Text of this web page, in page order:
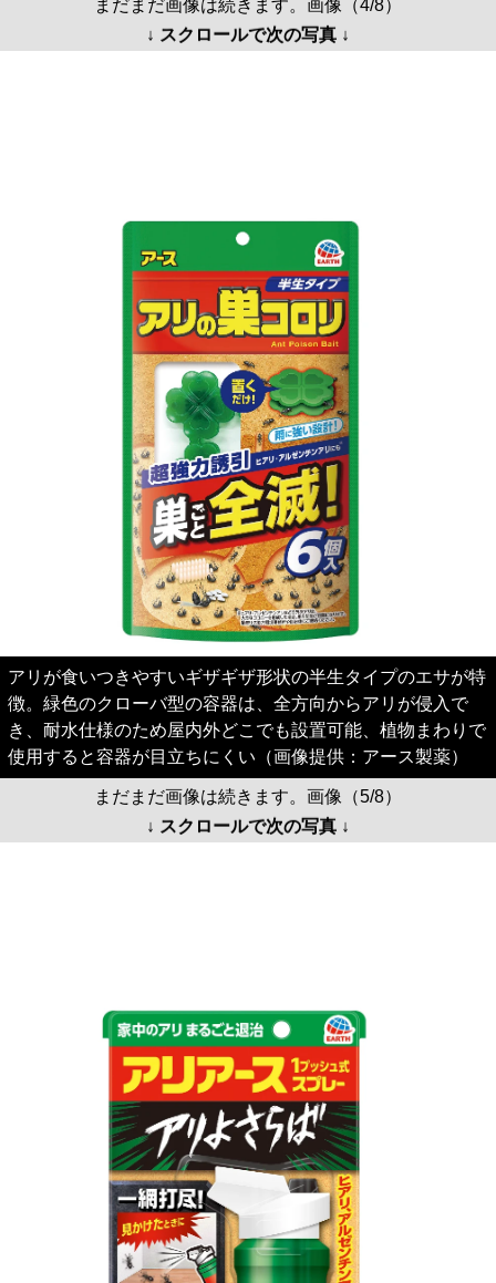
まだまだ画像は続きます。画像（4/8）
↓ スクロールで次の写真 ↓
アリが食いつきやすいギザギザ形状の半生タイプのエサが特
徴。緑色のクローバ型の容器は、全方向からアリが侵入で
き、耐水仕様のため屋内外どこでも設置可能、植物まわりで
使用すると容器が目立ちにくい（画像提供：アース製薬）
まだまだ画像は続きます。画像（5/8）
↓ スクロールで次の写真 ↓